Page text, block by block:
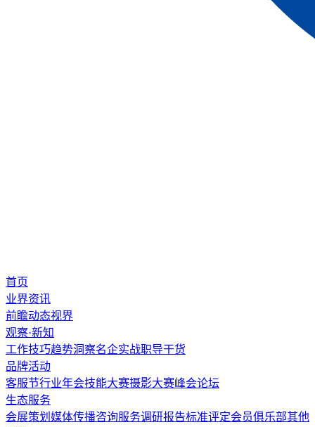
首页
业界资讯
前瞻动态视界
观察·新知
工作技巧趋势洞察名企实战职导干货
品牌活动
客服节行业年会技能大赛摄影大赛峰会论坛
生态服务
会展策划 媒体传播咨询服务调研报告标准评定会员俱乐部其他